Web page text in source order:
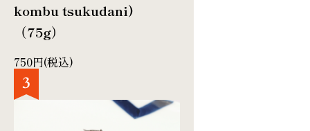
kombu tsukudani)
（75g）
750円(税込)